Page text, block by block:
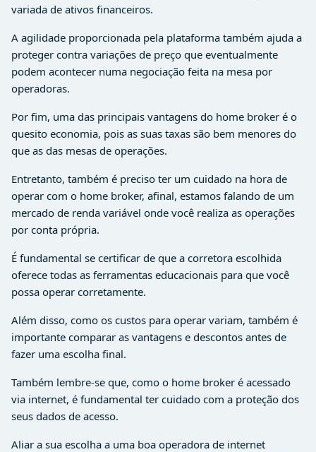
variada de ativos financeiros.
A agilidade proporcionada pela plataforma também ajuda a
proteger contra variações de preço que eventualmente
podem acontecer numa negociação feita na mesa por
operadoras.
Por fim, uma das principais vantagens do home broker é o
quesito economia, pois as suas taxas são bem menores do
que as das mesas de operações.
Entretanto, também é preciso ter um cuidado na hora de
operar com o home broker, afinal, estamos falando de um
mercado de renda variável onde você realiza as operações
por conta própria.
É fundamental se certificar de que a corretora escolhida
oferece todas as ferramentas educacionais para que você
possa operar corretamente.
Além disso, como os custos para operar variam, também é
importante comparar as vantagens e descontos antes de
fazer uma escolha final.
Também lembre-se que, como o home broker é acessado
via internet, é fundamental ter cuidado com a proteção dos
seus dados de acesso.
Aliar a sua escolha a uma boa operadora de internet